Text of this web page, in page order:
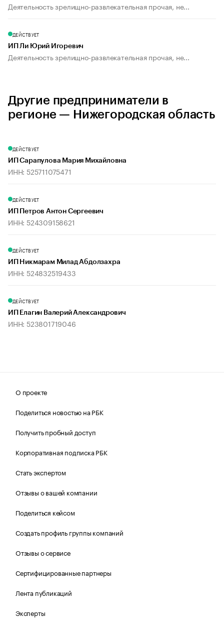
Деятельность зрелищно-развлекательная прочая, не...
ДЕЙСТВУЕТ
ИП Ли Юрий Игоревич
Деятельность зрелищно-развлекательная прочая, не...
Другие предприниматели в
регионе — Нижегородская область
ДЕЙСТВУЕТ
ИП Сарапулова Мария Михайловна
ИНН: 525711075471
ДЕЙСТВУЕТ
ИП Петров Антон Сергеевич
ИНН: 524309158621
ДЕЙСТВУЕТ
ИП Никмарам Милад Абдолзахра
ИНН: 524832519433
ДЕЙСТВУЕТ
ИП Елагин Валерий Александрович
ИНН: 523801719046
О проекте
Поделиться новостью на РБК
Получить пробный доступ
Корпоративная подписка РБК
Стать экспертом
Отзывы о вашей компании
Поделиться кейсом
Создать профиль группы компаний
Отзывы о сервисе
Сертифицированные партнеры
Лента публикаций
Эксперты